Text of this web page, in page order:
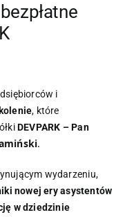
i
, które
DEVPARK – Pan
.
wydarzeniu,
nowej ery asystentów
w dziedzinie